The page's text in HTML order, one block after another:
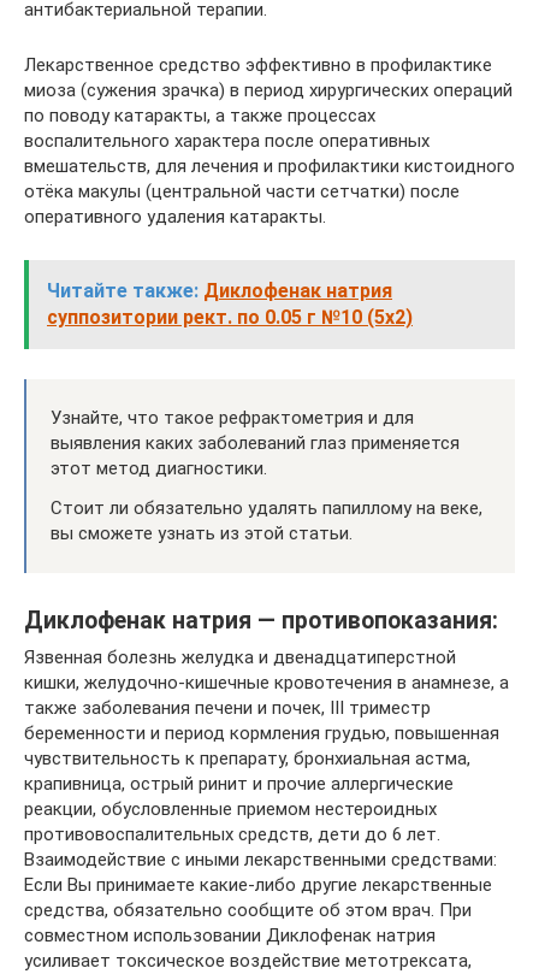
антибактериальной терапии.
Лекарственное средство эффективно в профилактике
миоза (сужения зрачка) в период хирургических операций
по поводу катаракты, а также процессах
воспалительного характера после оперативных
вмешательств, для лечения и профилактики кистоидного
отёка макулы (центральной части сетчатки) после
оперативного удаления катаракты.
Читайте также: Диклофенак натрия
суппозитории рект. по 0.05 г №10 (5х2)
Узнайте, что такое рефрактометрия и для
выявления каких заболеваний глаз применяется
этот метод диагностики.
Стоит ли обязательно удалять папиллому на веке,
вы сможете узнать из этой статьи.
Диклофенак натрия — противопоказания:
Язвенная болезнь желудка и двенадцатиперстной
кишки, желудочно-кишечные кровотечения в анамнезе, а
также заболевания печени и почек, III триместр
беременности и период кормления грудью, повышенная
чувствительность к препарату, бронхиальная астма,
крапивница, острый ринит и прочие аллергические
реакции, обусловленные приемом нестероидных
противовоспалительных средств, дети до 6 лет.
Взаимодействие с иными лекарственными средствами:
Если Вы принимаете какие-либо другие лекарственные
средства, обязательно сообщите об этом врач. При
совместном использовании Диклофенак натрия
усиливает токсическое воздействие метотрексата,